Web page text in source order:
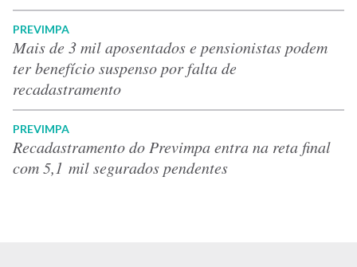
PREVIMPA
Mais de 3 mil aposentados e pensionistas podem
ter benefício suspenso por falta de
recadastramento
PREVIMPA
Recadastramento do Previmpa entra na reta final
com 5,1 mil segurados pendentes